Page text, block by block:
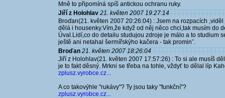
Mně to připomíná spíš antickou ochranu ruky.
Jiří z Holohlav 21. květen 2007 19:27:14
Broďan(21. květen 2007 20:26:04) : Jsem na rozpacích
dělá i housenky.Vím,že když od něj něco chci,tak musím do
Úval.Lidí,co do detailu studujou zdroje je málo a to studium
ještě ani netahal šermířskýho kačera - tak prominˇ.
Broďan 21. květen 2007 18:26:04
Jiří z Holohlav(21. květen 2007 17:57:26) : To si ale musíš
je to fakt děsný. Mrkni se třeba na tohle, vždyť to dělal líp
zplusz.vyrobce.cz...
A co takovýhle "rukávy"? Ty jsou taky "funkční"?
zplusz.vyrobce.cz...